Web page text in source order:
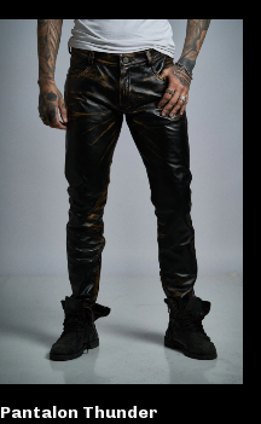
Pantalon Thunder